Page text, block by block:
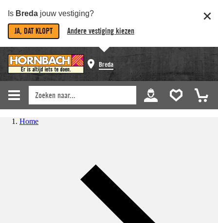
Is Breda jouw vestiging?
JA, DAT KLOPT Andere vestiging kiezen
Breda
Home